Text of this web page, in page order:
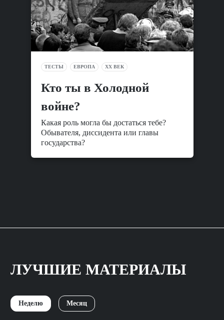
ТЕСТЫ ЕВРОПА XX ВЕК
Кто ты в Холодной
войне?
Какая роль могла бы достаться тебе?
Обывателя, диссидента или главы
государства?
ЛУЧШИЕ МАТЕРИАЛЫ
Неделю Месяц